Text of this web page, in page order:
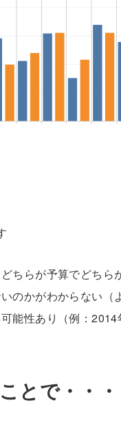
ちらが予算でどちら
のかがわからない（
能性あり（例：2014
とで・・・